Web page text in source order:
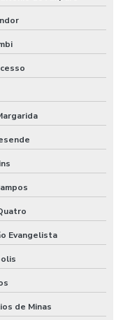
Evangelista
de Minas